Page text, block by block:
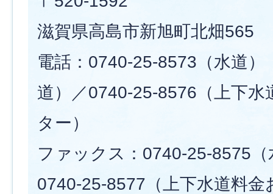
滋賀県高島市新旭町北畑565
電話：0740-25-8573（水道）
道）／0740-25-8576（上下水
ター）
ファックス：0740-25-8575
0740-25-8577（上下水道料金